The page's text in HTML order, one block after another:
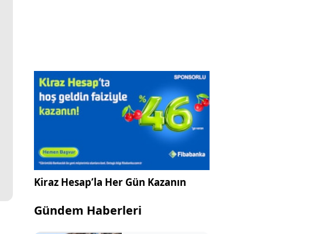
Kiraz Hesap’la Her Gün Kazanın
Gündem Haberleri